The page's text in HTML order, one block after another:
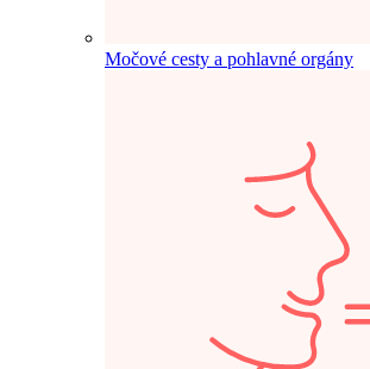
Močové cesty a pohlavné orgány